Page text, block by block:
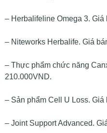
– Herbalifeline Omega 3. Giá
– Niteworks Herbalife. Giá
– Thực phẩm chức năng
210.000VND.
– Sản phẩm Cell U Loss. Giá
– Joint Support Advanced.